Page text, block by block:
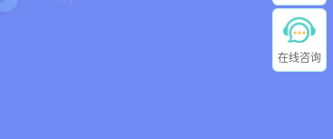
在线咨询